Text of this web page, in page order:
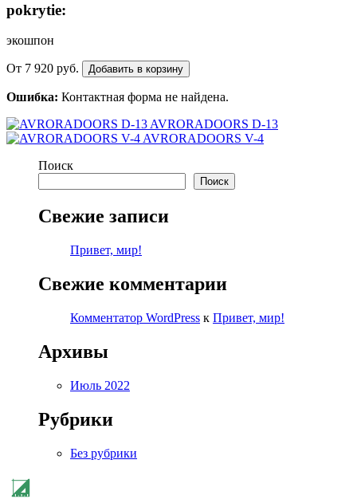
pokrytie:
экошпон
От 7 920 руб. Добавить в корзину
Ошибка: Контактная форма не найдена.
AVRORADOORS D-13
AVRORADOORS V-4
Поиск
Поиск
Свежие записи
Привет, мир!
Свежие комментарии
Комментатор WordPress к Привет, мир!
Архивы
Июль 2022
Рубрики
Без рубрики